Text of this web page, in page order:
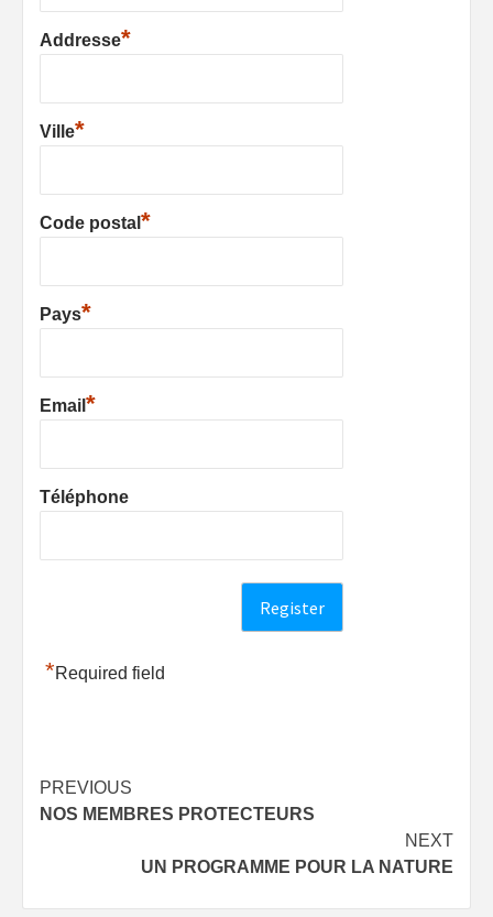
Addresse*
Ville*
Code postal *
Pays*
Email *
Téléphone
*Required field
Post
navigation
PREVIOUS
NOS MEMBRES PROTECTEURS
NEXT
UN PROGRAMME POUR LA NATURE